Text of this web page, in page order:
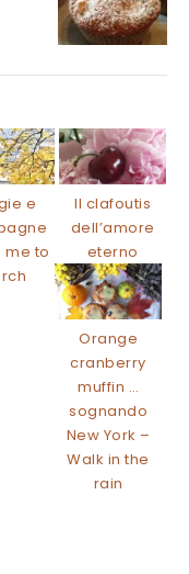
e
me to
Il clafoutis
dell’amore
eterno
Orange
cranberry
muffin …
sognando
New York –
Walk in the
rain